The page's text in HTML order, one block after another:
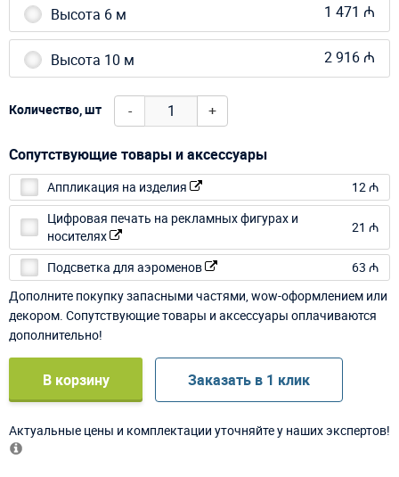
Высота 6 м 1 471 ₼
Высота 10 м 2 916 ₼
Количество, шт - +
Сопутствующие товары и аксессуары
Аппликация на изделия
12 ₼
Цифровая печать на рекламных фигурах и
носителях
21 ₼
Подсветка для аэроменов
63 ₼
Дополните покупку запасными частями, wow-оформлением или
декором. Сопутствующие товары и аксессуары оплачиваются
дополнительно!
В корзину Заказать в 1 клик
Актуальные цены и комплектации уточняйте у наших экспертов!